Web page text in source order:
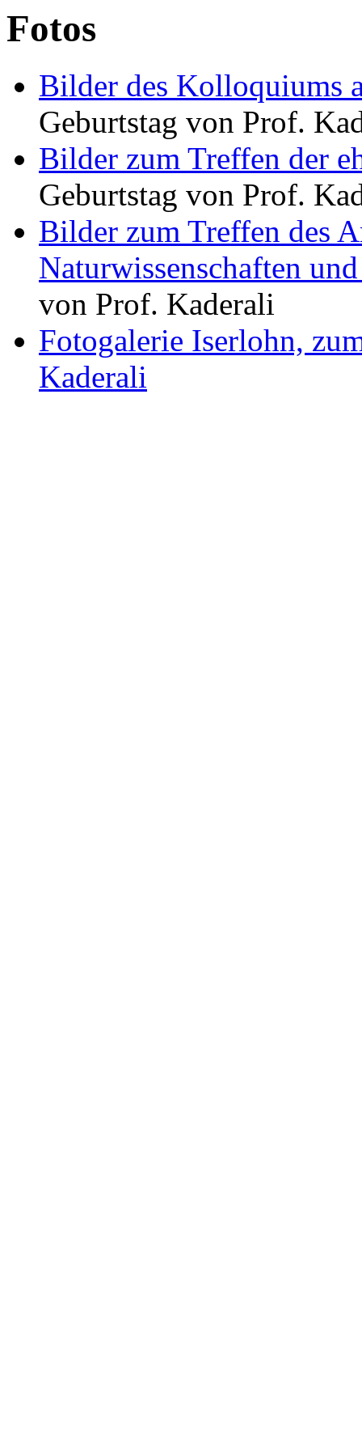
Fotos
Bilder des Kolloquiums
Geburtstag von Prof.
Bilder zum Treffen der
Geburtstag von Prof.
Bilder zum Treffen des
Naturwissenschaften
von Prof. Kaderali
Fotogalerie Iserlohn,
Kaderali